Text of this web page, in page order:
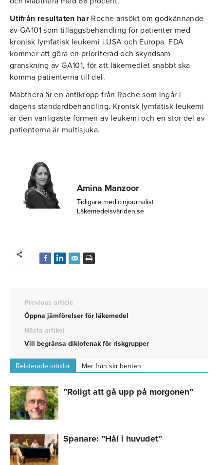
Utifrån resultaten har Roche ansökt om godkännande
av GA101 som tilläggsbehandling för patienter med
kronisk lymfatisk leukemi i USA och Europa. FDA
kommer att göra en prioriterad och skyndsam
granskning av GA101, för att läkemedlet snabbt ska
komma patienterna till del.
Mabthera är en antikropp från Roche som ingår i
dagens standardbehandling. Kronisk lymfatisk leukemi
är den vanligaste formen av leukemi och en stor del av
patienterna är multisjuka.
Amina Manzoor
Tidigare medicinjournalist
Läkemedelsvärlden.se
Previous article
Öppna jämförelser för läkemedel
Nästa artikel
Vill begränsa diklofenak för riskgrupper
Relaterade artiklar Mer från skribenten
”Roligt att gå upp på morgonen”
Spanare: ”Hål i huvudet”